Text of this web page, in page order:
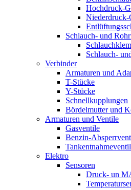
Hochdruck-
Niederdruck-
Schlauch- und
Schlauch-
Verbinder
Armaturen und
T-Stücke
Y-Stücke
Schnellkupplungen
Bördelmutter und
Armaturen und Ventile
Gasventile
Benzin-
Elektro
Sensoren
Druck- un